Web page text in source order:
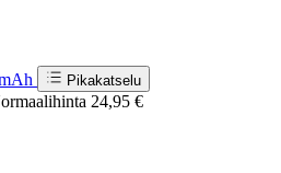
Pikakatselu
24,95 €